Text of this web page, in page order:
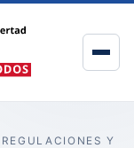
REGULACIONES Y